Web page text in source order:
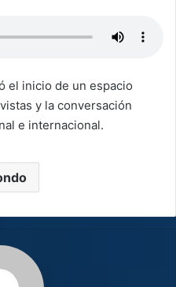
el inicio de un espacio
y la conversación
e internacional.